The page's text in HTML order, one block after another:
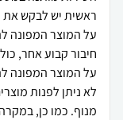
על המוצר המפונה
לא ניתן לפנות
מנוף. כמו כן,